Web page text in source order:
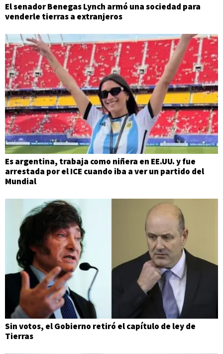
El senador Benegas Lynch armó una sociedad para
venderle tierras a extranjeros
Es argentina, trabaja como niñera en EE.UU. y fue
arrestada por el ICE cuando iba a ver un partido del
Mundial
Sin votos, el Gobierno retiró el capítulo de ley de
Tierras